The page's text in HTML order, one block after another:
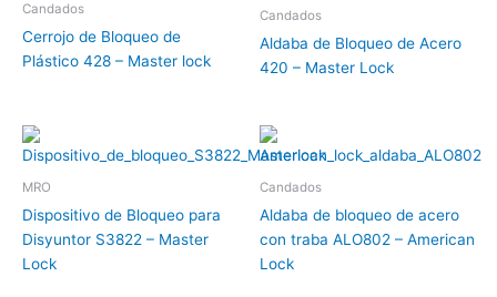
Candados
Cerrojo de Bloqueo de
Plástico 428 – Master lock
Candados
Aldaba de Bloqueo de Acero
420 – Master Lock
MRO
Dispositivo de Bloqueo para
Disyuntor S3822 – Master
Lock
Candados
Aldaba de bloqueo de acero
con traba ALO802 – American
Lock